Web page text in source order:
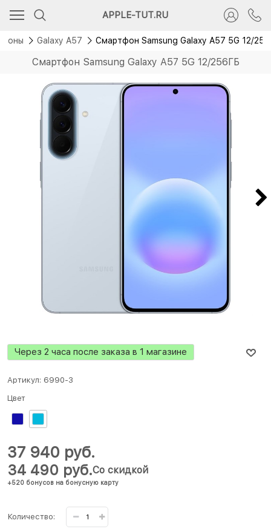
APPLE-TUT.RU
Galaxy A57 Смартфон Samsung Galaxy A57 5G 12/
Смартфон Samsung Galaxy A57 5G 12/256ГБ
Новинка
Через 2 часа после заказа в 1 магазине
Артикул: 6990-3
Цвет
34 490 руб.
+520 бонусов на бонусную карту
Со скидкой
37 940 руб.
Количество: